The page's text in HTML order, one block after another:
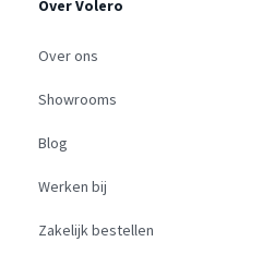
Over Volero
Over ons
Showrooms
Blog
Werken bij
Zakelijk bestellen